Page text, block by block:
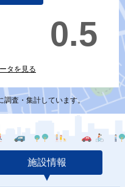
0.5
タを見る
調査・集計しています。
施設情報